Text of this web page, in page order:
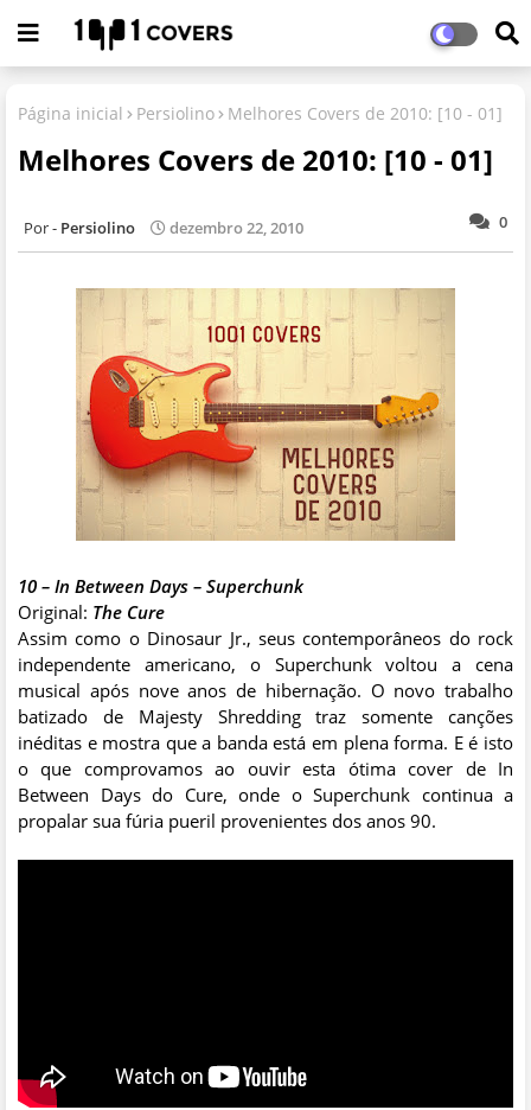
Página inicial Persiolino Melhores Covers de 2010: [10 - 01]
Melhores Covers de 2010: [10 - 01]
0
Persiolino dezembro 22, 2010
10 – In Between Days – Superchunk
Original: The Cure
Assim como o Dinosaur Jr., seus contemporâneos do rock
independente americano, o Superchunk voltou a cena
musical após nove anos de hibernação. O novo trabalho
batizado de Majesty Shredding traz somente canções
inéditas e mostra que a banda está em plena forma. E é isto
o que comprovamos ao ouvir esta ótima cover de In
Between Days do Cure, onde o Superchunk continua a
propalar sua fúria pueril provenientes dos anos 90.